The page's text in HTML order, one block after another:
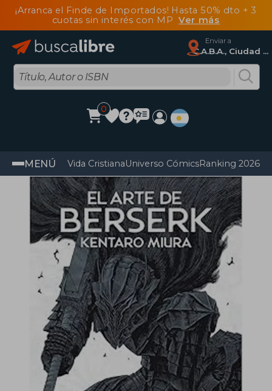
¡Arranca el Finde de Importados! Hasta 50% dto + 3
cuotas sin interés con MP Ver más
Enviar a
C.A.B.A., Ciudad Autónoma De Buenos Aires
0
MENÚ Vida CristianaUniverso CómicsRanking 2026